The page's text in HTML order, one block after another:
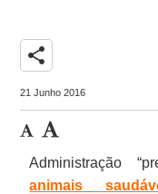
share
21 Junho 2016
Administração
animais